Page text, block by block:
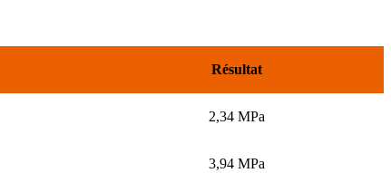
Résultat
2,34 MPa
3,94 MPa